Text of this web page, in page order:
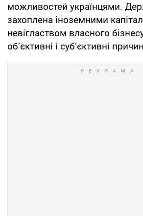
можливостей українцями.
захоплена іноземними
невіглаством власного
об’єктивні і суб’єктивні